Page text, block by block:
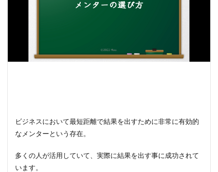
ビジネスにおいて最短距離で結果を出すために非常に有効的
なメンターという存在。
多くの人が活用していて、実際に結果を出す事に成功されて
います。